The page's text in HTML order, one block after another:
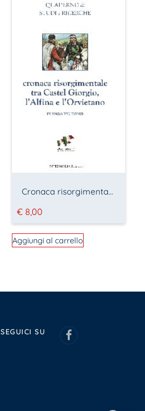
Cronaca risorgimentale tra Castel Giorgio, l’Alfina e l’Orvietano
€ 8,00
Aggiungi al carrello
SEGUICI SU